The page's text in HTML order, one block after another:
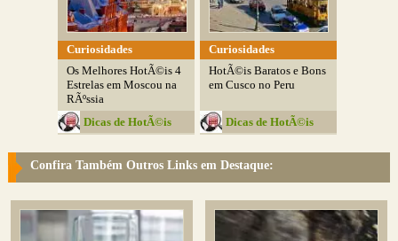
Curiosidades
Os Melhores HotÃ©is 4
Estrelas em Moscou na
RÃºssia
Dicas de HotÃ©is
Curiosidades
HotÃ©is Baratos e Bons
em Cusco no Peru
Dicas de HotÃ©is
Confira Também Outros Links em Destaque: